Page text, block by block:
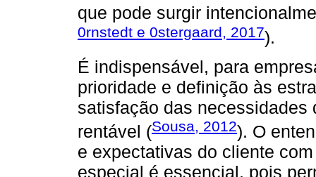
que pode surgir
0rnstedt e 0stergaard, 2017).
É indispensável, para
prioridade e definição às
satisfação das necessidades
rentável (Sousa, 2012). O
e expectativas do cliente
especial é essencial, pois